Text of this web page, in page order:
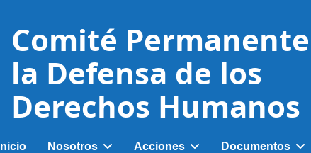
Comité
la Defensa de los
Derechos Humanos
Inicio Nosotros Acciones Documentos